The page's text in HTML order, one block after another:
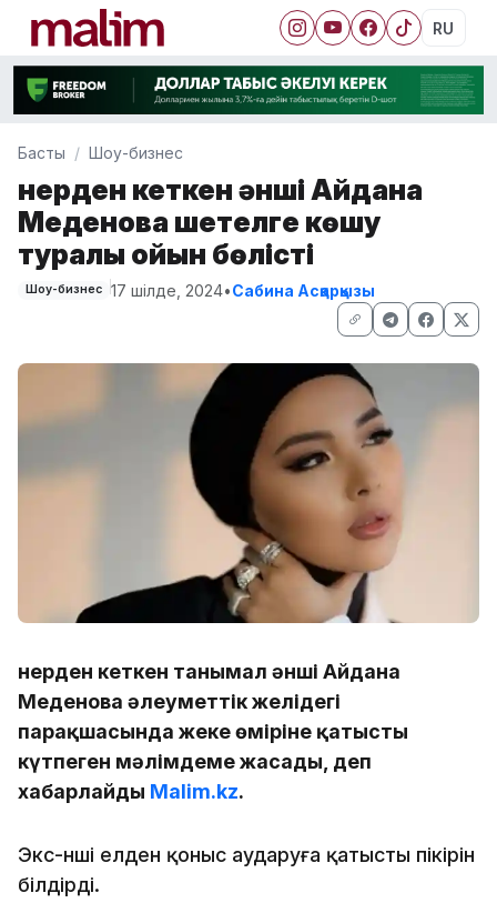
RU
Басты Шоу-бизнес
Өнерден кеткен әнші Айдана
Меденова шетелге көшу
туралы ойын бөлісті
Шоу-бизнес 17 шілде, 2024•Сабина Асқарқызы
Өнерден кеткен танымал әнші Айдана
Меденова әлеуметтік желідегі
парақшасында жеке өміріне қатысты
күтпеген мәлімдеме жасады, деп
хабарлайды Malim.kz.
Экс-әнші елден қоныс аударуға қатысты пікірін
білдірді.